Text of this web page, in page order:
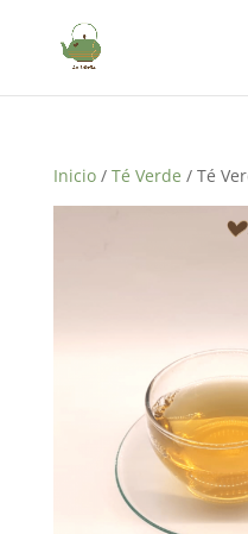
Inicio/ Té Verde / Té